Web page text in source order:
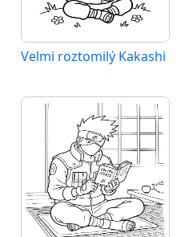
Velmi roztomilý Kakashi